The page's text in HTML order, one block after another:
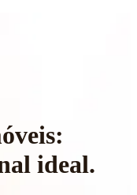
ideal.